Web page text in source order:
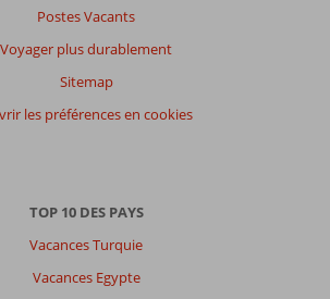
Postes Vacants
Voyager plus durablement
Sitemap
les préférences en cookies
TOP 10 DES PAYS
Vacances Turquie
Vacances Egypte